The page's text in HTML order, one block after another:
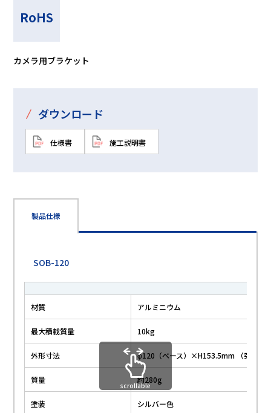
RoHS
カメラ用ブラケット
/ ダウンロード
仕様書 施工説明書
製品仕様
SOB-120
材質 アルミニウム
最大積載質量 10kg
外形寸法 φ120（ベース）×H153.5mm （突起部
質量 約280g
塗装 シルバー色
scrollable